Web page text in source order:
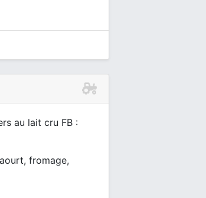
au lait cru FB :
fromage,